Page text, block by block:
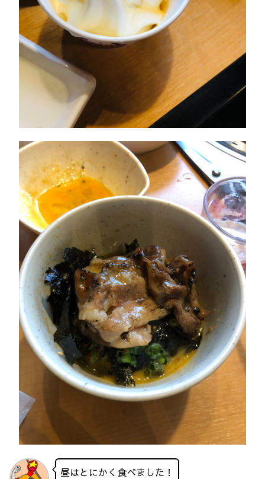
昼はとにかく食べました！